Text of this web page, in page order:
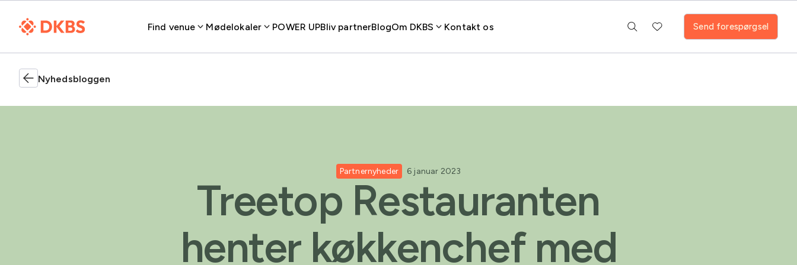
Find venue Mødelokaler POWER UPBliv partnerBlogOm DKBS Kontakt os Send forespørgsel
Nyhedsbloggen
Partnernyheder 6 januar 2023
Treetop Restauranten
henter køkkenchef med